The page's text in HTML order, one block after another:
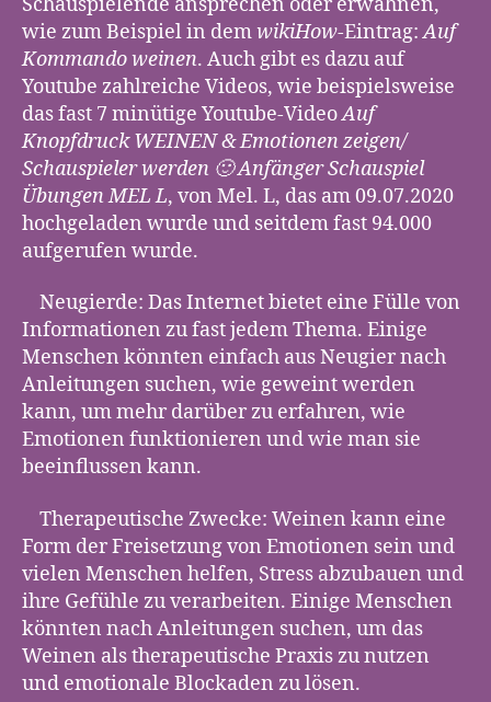
wie zum Beispiel in demwikiHow-Eintrag:Auf
Kommando weinen. Auch gibt es dazu auf
Youtube zahlreiche Videos, wie beispielsweise
das fast 7 minütige Youtube-VideoAuf
Knopfdruck WEINEN & Emotionen zeigen/
Schauspieler werden 🙂 Anfänger Schauspiel
Übungen MEL L, von Mel. L, das am 09.07.2020
hochgeladen wurde und seitdem fast 94.000
aufgerufen wurde.
Neugierde: Das Internet bietet eine Fülle von
Informationen zu fast jedem Thema. Einige
Menschen könnten einfach aus Neugier nach
Anleitungen suchen, wie geweint werden
kann, um mehr darüber zu erfahren, wie
Emotionen funktionieren und wie man sie
beeinflussen kann.
Therapeutische Zwecke: Weinen kann eine
Form der Freisetzung von Emotionen sein und
vielen Menschen helfen, Stress abzubauen und
ihre Gefühle zu verarbeiten. Einige Menschen
könnten nach Anleitungen suchen, um das
Weinen als therapeutische Praxis zu nutzen
und emotionale Blockaden zu lösen.